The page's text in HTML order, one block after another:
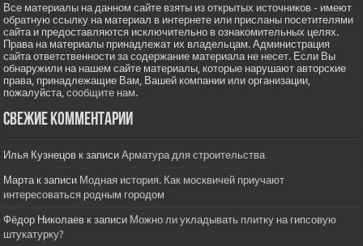
Все материалы на данном сайте взяты из открытых источников - имеют
обратную ссылку на материал в интернете или присланы посетителями
сайта и предоставляются исключительно в ознакомительных целях.
Права на материалы принадлежат их владельцам. Администрация
сайта ответственности за содержание материала не несет. Если Вы
обнаружили на нашем сайте материалы, которые нарушают авторские
права, принадлежащие Вам, Вашей компании или организации,
пожалуйста,сообщите нам.
Свежие комментарии
Илья Кузнецов к записиАрматура для строительства
Марта к записи Модная история. Как москвичей приучают
интересоваться родным городом
Фёдор Николаев к записи Можно ли укладывать плитку на гипсовую
штукатурку?